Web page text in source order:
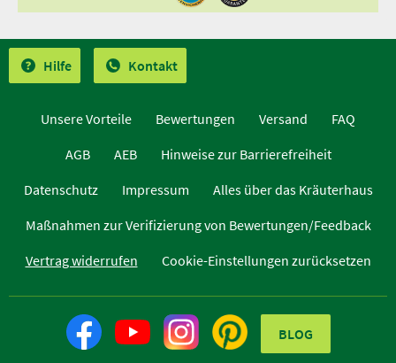
Hilfe Kontakt
Unsere Vorteile Bewertungen Versand
FAQ
AGB
AEB
Hinweise zur Barrierefreiheit
Datenschutz
Impressum
Alles über das Kräuterhaus
Maßnahmen zur Verifizierung von Bewertungen/Feedback
Vertrag widerrufen
Cookie-Einstellungen zurücksetzen
BLOG